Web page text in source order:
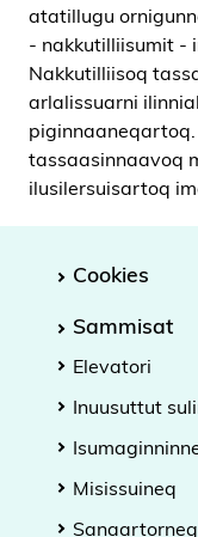
atatillugu
- nakkutilliisumit -
Nakkutilliisoq
arlalissuarni
tassaasinnaavoq
ilusilersuisartoq
Cookies
Sammisat
Elevatori
Inuusuttut
Misissuineq
Sanaartorneq